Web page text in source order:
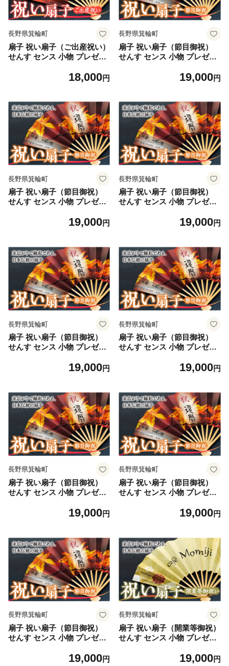
長野県箕輪町
扇子 祝い扇子（ご出産祝い）
せんす センス 小物 プレゼン
18,000円
長野県箕輪町
扇子 祝い扇子（節目御祝）
せんす センス 小物 プレゼン
19,000円
長野県箕輪町
扇子 祝い扇子（節目御祝）
せんす センス 小物 プレゼン
19,000円
長野県箕輪町
扇子 祝い扇子（節目御祝）
せんす センス 小物 プレゼン
19,000円
長野県箕輪町
扇子 祝い扇子（節目御祝）
せんす センス 小物 プレゼン
19,000円
長野県箕輪町
扇子 祝い扇子（節目御祝）
せんす センス 小物 プレゼン
19,000円
長野県箕輪町
扇子 祝い扇子（節目御祝）
せんす センス 小物 プレゼン
19,000円
長野県箕輪町
扇子 祝い扇子（節目御祝）
せんす センス 小物 プレゼン
19,000円
長野県箕輪町
扇子 祝い扇子（節目御祝）
せんす センス 小物 プレゼン
19,000円
長野県箕輪町
扇子 祝い扇子（開業等御祝）
せんす センス 小物 プレゼン
19,000円